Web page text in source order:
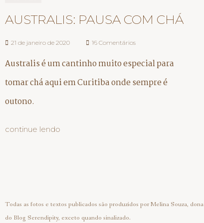
AUSTRALIS: PAUSA COM CHÁ
21 de janeiro de 2020 16 Comentários
Australis é um cantinho muito especial para
tomar chá aqui em Curitiba onde sempre é
outono.
continue lendo
Todas as fotos e textos publicados são produzidos por Melina Souza, dona
do Blog Serendipity, exceto quando sinalizado.